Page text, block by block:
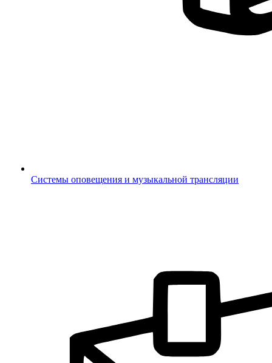
Системы оповещения и музыкальной трансляции